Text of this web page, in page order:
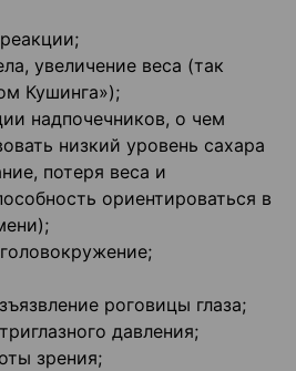
увеличение веса (так
Кушинга»);
надпочечников, о чем
низкий уровень сахара
потеря веса и
ориентироваться в
роговицы глаза;
давления;
зрения;